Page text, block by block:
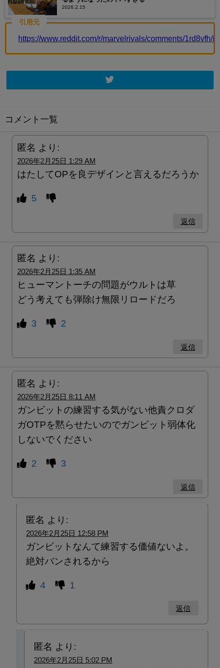
2026.2.15
引用元
https://www.reddit.com/r/marvelrivals/comments/1rd8vfh/
コメント一覧
匿名 より:
2026年2月25日 1:29 AM
はたしてOPを良デザインと言えるだろうか
5
返信
匿名 より:
2026年2月25日 1:35 AM
ヒューマントーチの問題がウルトは草
どう考えても弾除け無限リロードだろ
3 2
返信
匿名 より:
2026年2月25日 8:11 AM
ガンビットの練習する気がない他責クロダ
ガOTPを黙らせたいのでガンビット弱体化
しないでください
2 3
返信
匿名 より:
2026年2月25日 12:58 PM
ガンビットなんて練習する価値ないよ。
絶対バンされるから
4 1
返信
匿名 より:
2026年2月25日 5:02 PM